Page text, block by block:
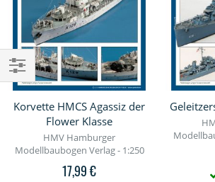
Korvette HMCS Agassiz der
Flower Klasse
HMV Hamburger
Modellbaubogen Verlag - 1:250
17,99 €
Einkaufsoptionen